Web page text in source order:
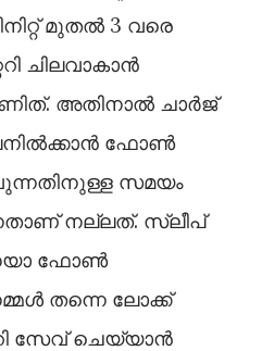
മുതൽ 3 വരെ
ചിലവാകാൻ
അതിനാൽ ചാർജ്
ഫോൺ
സമയം
നല്ലത്. സ്ലീപ്
ഫോൺ
തന്നെ ലോക്ക്
സേവ് ചെയ്യാൻ